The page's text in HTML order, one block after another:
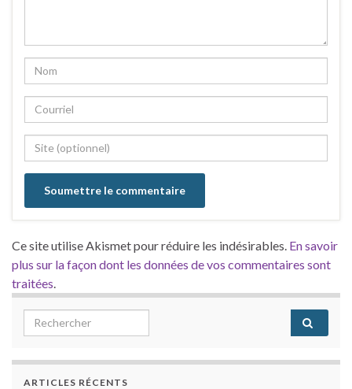
Ce site utilise Akismet pour réduire les indésirables. En savoir
plus sur la façon dont les données de vos commentaires sont
traitées
Search for:
ARTICLES RÉCENTS